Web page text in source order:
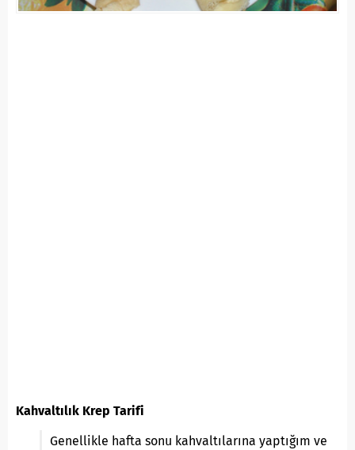
Kahvaltılık Krep Tarifi
Genellikle hafta sonu kahvaltılarına yaptığım ve